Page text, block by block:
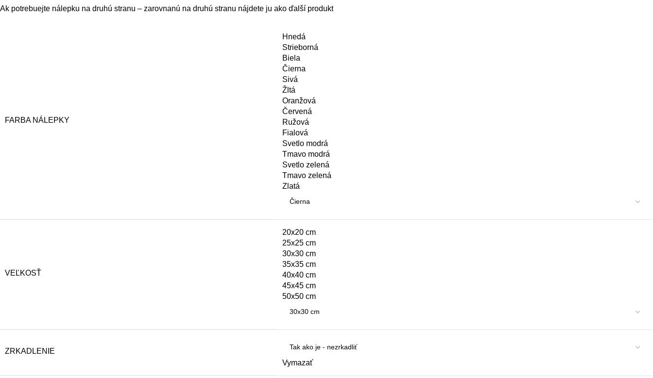
Ak potrebuejte nálepku na druhú stranu – zarovnanú na druhú stranu nájdete ju ako ďalší produkt
FARBA NÁLEPKY
Hnedá
Strieborná
Biela
Čierna
Sivá
Žltá
Oranžová
Červená
Ružová
Fialová
Svetlo modrá
Tmavo modrá
Svetlo zelená
Tmavo zelená
Zlatá
VEĽKOSŤ
20x20 cm
25x25 cm
30x30 cm
35x35 cm
40x40 cm
45x45 cm
50x50 cm
ZRKADLENIE
Vymazať